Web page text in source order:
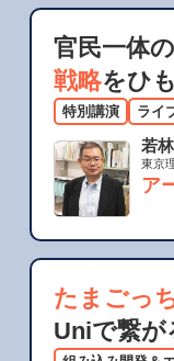
官民一体
戦略をひ
特別講演 ライ
若
東京
ア
たまごっ
Uniで繋が